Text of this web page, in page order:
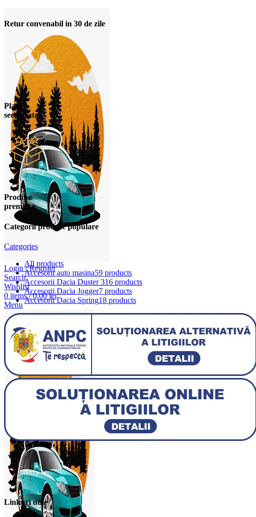
Login / Register
Search
Wishlist
0 items / 0,00lei
Menu
Retur convenabil in 30 de zile
Plata
securizata
Produse
premium
Categorii produse populare
Categories
All products
Accesorii auto masina59 products
Accesorii Dacia Duster 316 products
Accesorii Dacia Jogger7 products
Accesorii Dacia Spring18 products
Linkuri utile